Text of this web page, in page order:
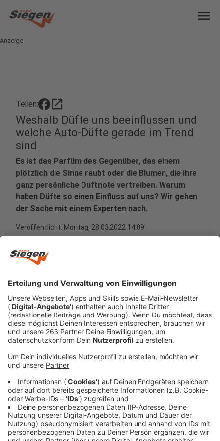
menu
Anzeige
Teilen: open_in_new
Weshalb Düfte uns beeinflussen und
welche Auto-Düfte gerade im Trend
sind
Es ist das Parfüm des Gegenüber, das einem
plötzlich die Sinne raubt oder die Blumen, die ihre
ganz persönliche Duftnote vertreiben. Warum
haben Düfte so einen Einfluss auf uns? Wir gehen
der Sache mit einem Experten nach.
Veröffentlicht: Montag, 28.03.2022 14:09
Anzeige
Kaum ist der Winter vorbei, nimmt man wieder ganz
viele Gerüche und Düfte wahr - es sei denn, man ist
Allergiker. Mit Beginn des Frühlings erreichen unsere
Nasen wieder ganz verschiedene Düfte. Sei es das
Parfüm von einer fremden Person, der Grillgeruch des
verbinden wir positive Gedanken zu den Gerüchen und
Düften. Doch warum ist das überhaupt so? Unser
Kollege Kai Klüting hat mit einem Experten
gesprochen. Dr. Klemens Störtkuhl ist Leiter des
Lehrstuhls Sinnesphysiologie und damit vereinfach
gesagt: Geruchsforscher. Er beantwortet uns die
Frage, was Gerüche mit uns machen, ob gewisse